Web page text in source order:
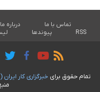
تماس با ما درباره ما
RSS
پیوندها
تمام حقوق برای خبرگزاری کار ايران